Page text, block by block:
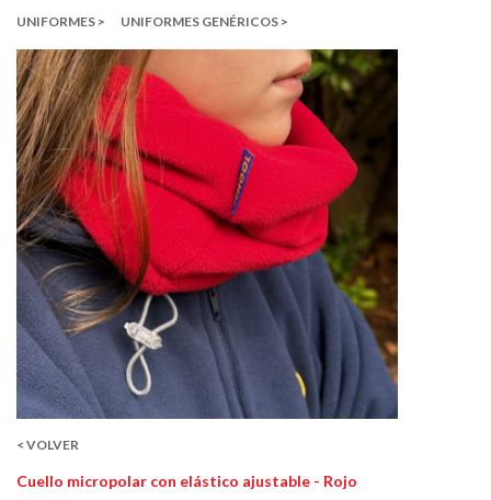
UNIFORMES > UNIFORMES GENÉRICOS >
< VOLVER
Cuello micropolar con elástico ajustable - Rojo